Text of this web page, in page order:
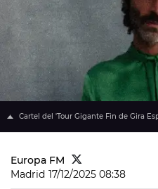
Cartel del 'Tour Gigante Fin de Gira
Europa FM
Madrid 17/12/2025 08:38